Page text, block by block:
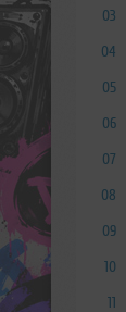
03
04
05
06
07
08
09
10
11